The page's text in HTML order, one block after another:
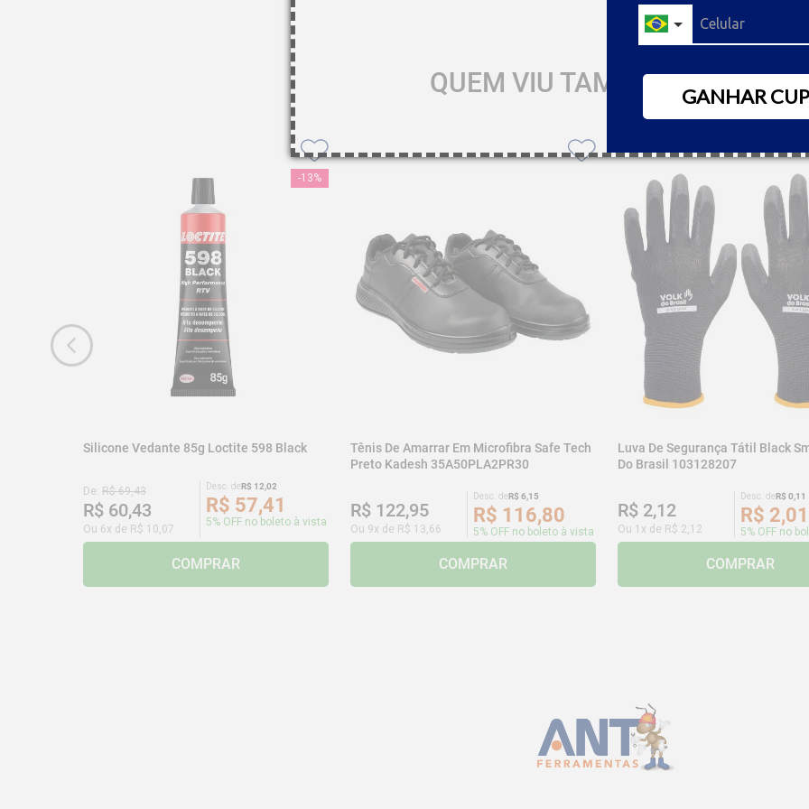
GANHAR
QUEM VIU TAMBÉM GOSTOU
-13%
Silicone Vedante 85g Loctite 598 Black
De:R$ 69,43
R$ 60,43
Ou 6x de R$ 10 07
Desc. deR$ 12 02
R$ 57,41
5% OFF no boleto à vista
COMPRAR
Tênis De Amarrar Em Microfibra Safe Tech
Preto Kadesh 35A50PLA2PR30
R$ 122,95
Ou 9x de R$ 13 66
Desc. deR$ 6, 15
R$ 116,80
5% OFF no boleto à vista
COMPRAR
Luva De Segurança Tátil Black
Do Brasil 103128207
R$ 2,12
Ou 1 x de R$ 2 12
Desc. deR$ 0 11
R$ 2,01
5% OFF no
COMPRAR